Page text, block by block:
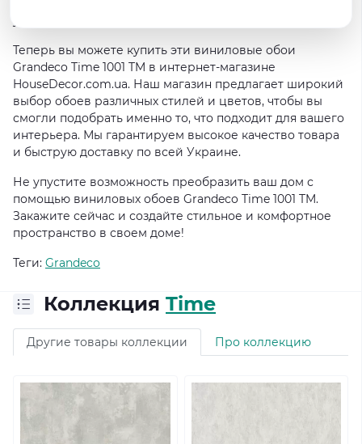
Теперь вы можете купить эти виниловые обои
Grandeco Time 1001 TM в интернет-магазине
HouseDecor.com.ua. Наш магазин предлагает широкий
выбор обоев различных стилей и цветов, чтобы вы
смогли подобрать именно то, что подходит для вашего
интерьера. Мы гарантируем высокое качество товара
и быструю доставку по всей Украине.
Не упустите возможность преобразить ваш дом с
помощью виниловых обоев Grandeco Time 1001 TM.
Закажите сейчас и создайте стильное и комфортное
пространство в своем доме!
Теги: Grandeco
Коллекция Time
Другие товары коллекции Про коллекцию